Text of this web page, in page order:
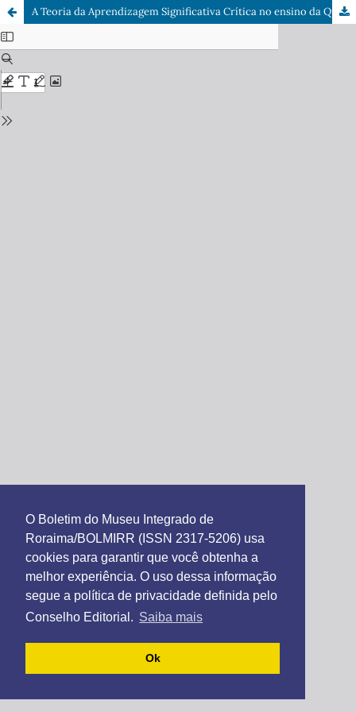
O Boletim do Museu Integrado de
Roraima/BOLMIRR (ISSN 2317-5206) usa
cookies para garantir que você obtenha a
melhor experiência. O uso dessa informação
segue a política de privacidade definida pelo
Conselho Editorial. Saiba mais
Ok
A Teoria da Aprendizagem Significativa Crítica no ensino da Química